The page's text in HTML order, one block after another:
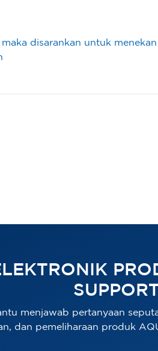
disarankan untuk
menjawab pertanyaan
dan pemeliharaan produk